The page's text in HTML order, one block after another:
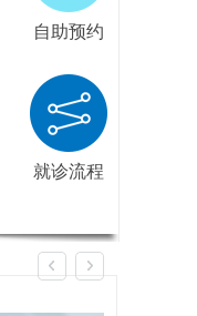
自助预约
就诊流程